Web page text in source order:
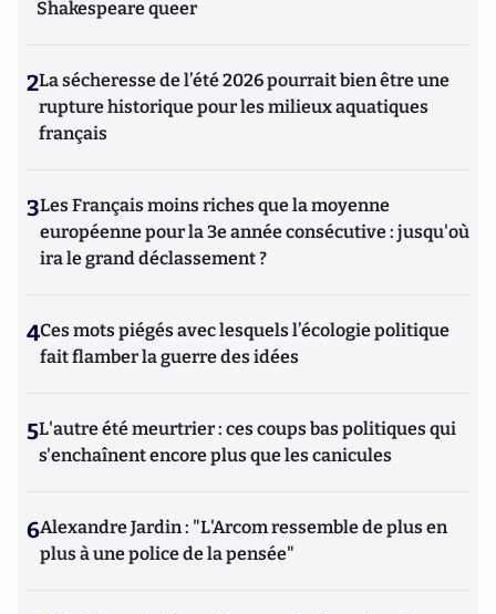
Shakespeare queer
2La sécheresse de l’été 2026 pourrait bien être une
rupture historique pour les milieux aquatiques
français
3Les Français moins riches que la moyenne
européenne pour la 3e année consécutive : jusqu'où
ira le grand déclassement ?
4Ces mots piégés avec lesquels l’écologie politique
fait flamber la guerre des idées
5L'autre été meurtrier : ces coups bas politiques qui
s'enchaînent encore plus que les canicules
6Alexandre Jardin : "L'Arcom ressemble de plus en
plus à une police de la pensée"